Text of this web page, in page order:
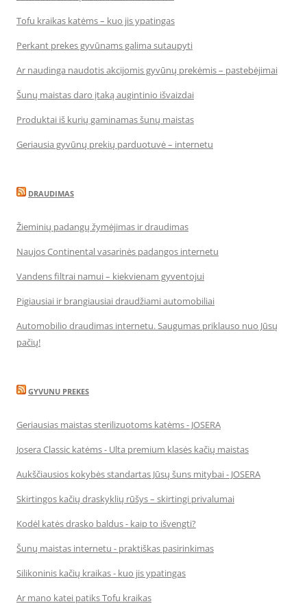
Tofu kraikas katėms – kuo jis ypatingas
Perkant prekes gyvūnams galima sutaupyti
Ar naudinga naudotis akcijomis gyvūnų prekėmis – pastebėjimai
Šunų maistas daro įtaką augintinio išvaizdai
Produktai iš kurių gaminamas šunų maistas
Geriausia gyvūnų prekių parduotuvė – internetu
DRAUDIMAS
Žieminių padangų žymėjimas ir draudimas
Naujos Continental vasarinės padangos internetu
Vandens filtrai namui – kiekvienam gyventojui
Pigiausiai ir brangiausiai draudžiami automobiliai
Automobilio draudimas internetu. Saugumas priklauso nuo Jūsų
pačių!
GYVUNU PREKES
Geriausias maistas sterilizuotoms katėms - JOSERA
Josera Classic katėms - Ulta premium klasės kačių maistas
Aukščiausios kokybės standartas Jūsų šuns mitybai - JOSERA
Skirtingos kačių draskyklių rūšys – skirtingi privalumai
Kodėl katės drasko baldus - kaip to išvengti?
Šunų maistas internetu - praktiškas pasirinkimas
Silikoninis kačių kraikas - kuo jis ypatingas
Ar mano katei patiks Tofu kraikas